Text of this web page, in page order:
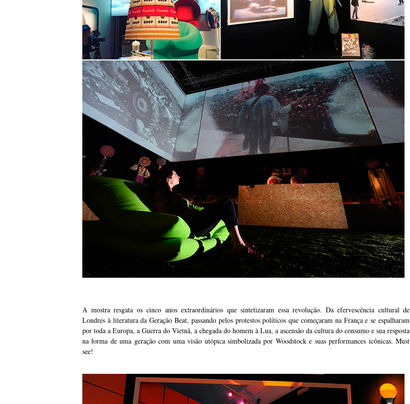
A mostra resgata os cinco anos extraordinários que sintetizaram essa revolução. Da efervescência cultural de
Londres à literatura da Geração Beat, passando pelos protestos políticos que começaram na França e se espalharam
por toda a Europa, a Guerra do Vietnã, a chegada do homem à Lua, a ascensão da cultura do consumo e sua resposta
na forma de uma geração com uma visão utópica simbolizada por Woodstock e suas performances icônicas. Must
see!